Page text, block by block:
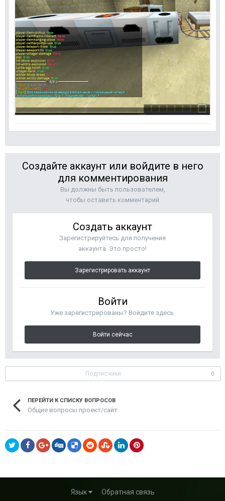
Создайте аккаунт или войдите в него
для комментирования
Вы должны быть пользователем,
чтобы оставить комментарий
Создать аккаунт
Зарегистрируйтесь для получения
аккаунта. Это просто!
Зарегистрировать аккаунт
Войти
Уже зарегистрированы? Войдите здесь.
Войти сейчас
Подписчики 0
ПЕРЕЙТИ К СПИСКУ ВОПРОСОВ
Общие вопросы проект/сайт
Язык Обратная связь